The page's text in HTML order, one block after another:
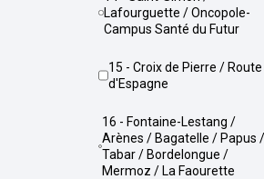
Lafourguette / Oncopole-
Campus Santé du Futur
15 - Croix de Pierre / Route
d'Espagne
16 - Fontaine-Lestang /
Arènes / Bagatelle / Papus /
Tabar / Bordelongue /
Mermoz / La Faourette